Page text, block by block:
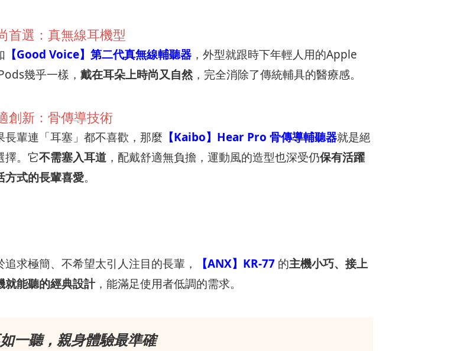
首選：真無線耳機型
【Good Voice】第二代真無線輔聽器 ，外型就跟時下年輕人用的Apple
幾乎一樣， 戴在耳朵上時尚又自然 ，完全消除了傳統輔具的醫療感。
創新：骨傳導技術
長輩連「耳塞」都不喜歡，那麼 【Kaibo】Hear Pro 骨傳導輔聽器就是絕
擇。它不需塞入耳道 ，配戴舒適無負擔，運動風的造型也深受仍保有活躍
方式的長輩喜愛。
追求極簡、不希望太引人注目的長輩， 【ANX】KR-77 的主機小巧、接上
就能聽的經典設計，能滿足使用者低調的需求。
一聽，親身體驗最準確